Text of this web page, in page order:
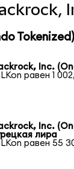
Tokenized)
Inc.
равен 1
Inc.
лира
равен 55